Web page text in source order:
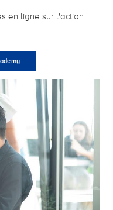
en ligne sur l'action